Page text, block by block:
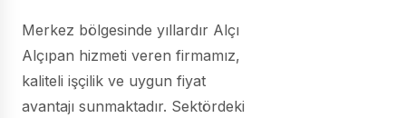
Merkez bölgesinde yıllardır Alçı
Alçıpan hizmeti veren firmamız,
kaliteli işçilik ve uygun fiyat
avantajı sunmaktadır. Sektördeki